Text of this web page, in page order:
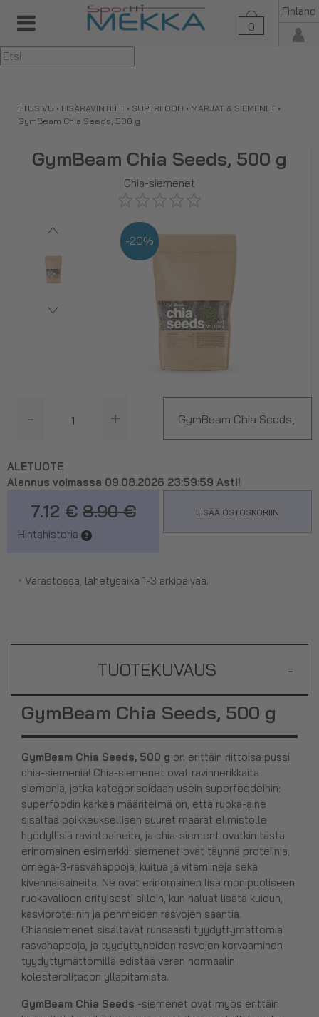
0
Finland
▼
ETUSIVU • LISÄRAVINTEET • SUPERFOOD • MARJAT & SIEMENET •
GymBeam Chia Seeds, 500 g
GymBeam Chia Seeds, 500 g
Chia-siemenet
-20%
- + GymBeam Chia Seeds,
ALETUOTE
Alennus voimassa 09.08.2026 23:59:59 Asti!
7.12 € 8.90 €
Hintahistoria
LISÄÄ OSTOSKORIIN
• Varastossa, lähetysaika 1-3 arkipäivää.
TUOTEKUVAUS -
GymBeam Chia Seeds, 500 g
GymBeam Chia Seeds, 500 g on erittäin riittoisa pussi
chia-siemeniä! Chia-siemenet ovat ravinnerikkaita
siemeniä, jotka kategorisoidaan usein superfoodeihin:
superfoodin karkea määritelmä on, että ruoka-aine
sisältää poikkeuksellisen suuret määrät elimistölle
hyödyllisiä ravintoaineita, ja chia-siement ovatkin tästä
erinomainen esimerkki: siemenet ovat täynnä proteiinia,
omega-3-rasvahappoja, kuitua ja vitamiineja sekä
kivennäisaineita. Ne ovat erinomainen lisä monipuoliseen
ruokavalioon erityisesti silloin, kun haluat lisätä kuidun,
kasviproteiinin ja pehmeiden rasvojen saantia.
Chiansiemenet sisältävät runsaasti tyydyttymättömiä
rasvahappoja, ja tyydyttyneiden rasvojen korvaaminen
tyydyttymättömillä edistää veren normaalin
kolesterolitason ylläpitämistä.
GymBeam Chia Seeds -siemenet ovat myös erittäin